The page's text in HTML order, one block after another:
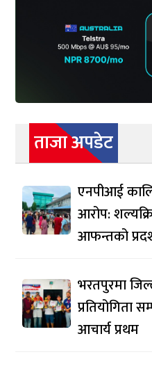
ताजा अपडेट
एनपीआई
आरोप:
आफन्तको
भरतपुरमा
प्रतियोगिता
आचार्य प्रथम